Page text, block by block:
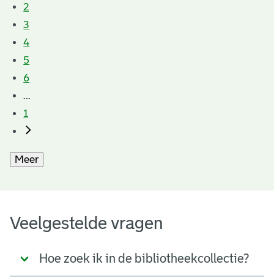
2
3
4
5
6
...
1
Meer
Veelgestelde vragen
Hoe zoek ik in de bibliotheekcollectie?